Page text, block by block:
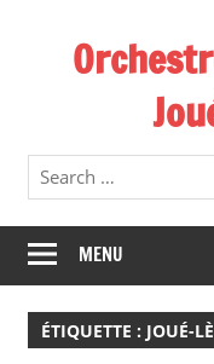
MENU
ÉTIQUETTE : JOUÉ-